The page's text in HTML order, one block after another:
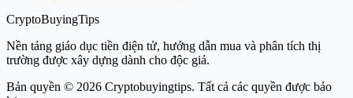
CryptoBuyingTips
Nền tảng giáo dục tiền điện tử, hướng dẫn mua và phân tích thị
trường được xây dựng dành cho độc giả.
Bản quyền © 2026 Cryptobuyingtips. Tất cả các quyền được bảo